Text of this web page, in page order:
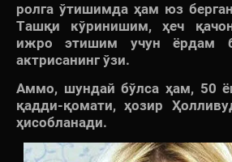
ролга ўтишимда ҳам юз
Ташқи кўринишим, ҳеч
ижро этишим учун ёрдам
актрисанинг ўзи.
Аммо, шундай бўлса ҳам, 50
қадди-қомати, ҳозир
ҳисобланади.